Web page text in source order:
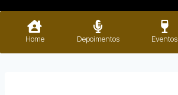
Home Depoimentos Eventos